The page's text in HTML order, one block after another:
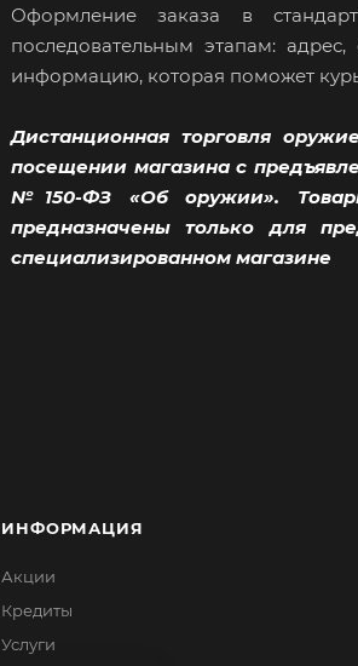
Оформление заказа в
последовательным этапам:
информацию, которая поможет
Дистанционная торговля
посещении магазина с
№150-ФЗ «Об оружии».
предназначены только для
специализированном магазине
ИНФОРМАЦИЯ
Акции
Кредиты
Услуги